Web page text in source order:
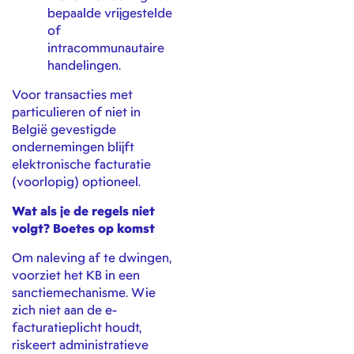
bepaalde vrijgestelde
of
intracommunautaire
handelingen.
Voor transacties met
particulieren of niet in
België gevestigde
ondernemingen blijft
elektronische facturatie
(voorlopig) optioneel.
Wat als je de regels niet
volgt? Boetes op komst
Om naleving af te dwingen,
voorziet het KB in een
sanctiemechanisme. Wie
zich niet aan de e-
facturatieplicht houdt,
riskeert administratieve